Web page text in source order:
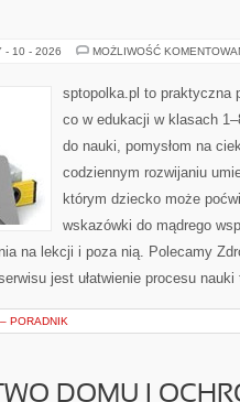
- 10 - 2026 MOŻLIWOŚĆ
sptopolka.pl to praktyczna
co w edukacji w klasach
do nauki, pomysłom na
codziennym rozwijaniu
którym dziecko może
wskazówki do mądrego
na lekcji i poza nią. Polecamy
jest ułatwienie procesu
PORADNIK
DOMU I